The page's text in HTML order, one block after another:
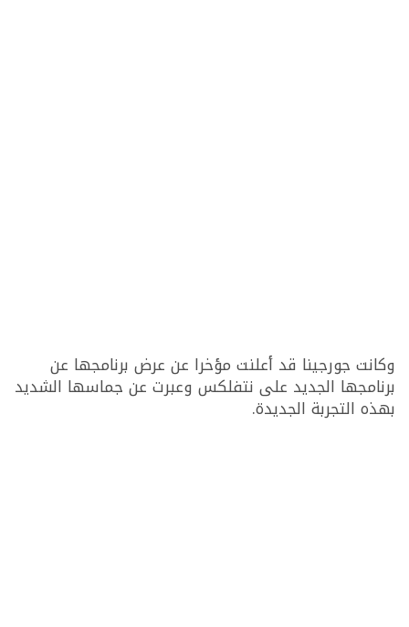
وكانت جورجينا قد أعلنت مؤخرا عن عرض برنامجها عن
برنامجها الجديد على نتفلكس وعبرت عن جماسها الشديد
بهذه التجربة الجديدة.